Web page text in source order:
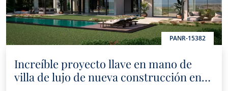
PANR-15382
Increíble proyecto llave en mano de
villa de lujo de nueva construcción en